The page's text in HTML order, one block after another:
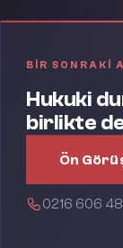
BIR SONRAKI
Hukuki
birlikte
Ön
0216 606